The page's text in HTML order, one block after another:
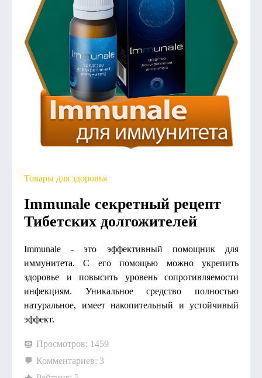
Товары для здоровья
Immunale секретный рецепт
Тибетских долгожителей
Immunale - это эффективный помощник для
иммунитета. С его помощью можно укрепить
здоровье и повысить уровень сопротивляемости
инфекциям. Уникальное средство полностью
натуральное, имеет накопительный и устойчивый
эффект.
Просмотров: 1459
Комментариев: 3